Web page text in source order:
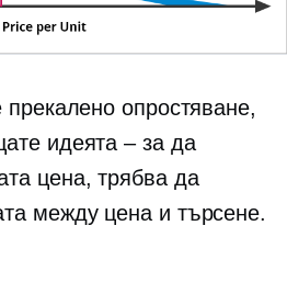
опростяване,
идеята – за да
цена, трябва да
между цена и търсене.